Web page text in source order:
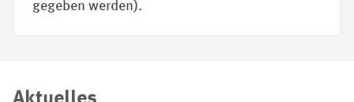
gegeben werden).